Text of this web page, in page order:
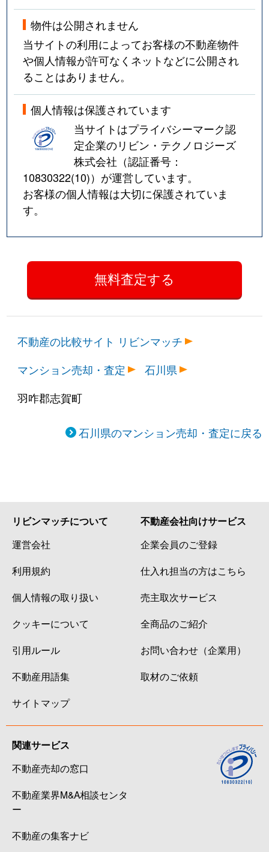
物件は公開されません
当サイトの利用によってお客様の不動産物件
や個人情報が許可なくネットなどに公開され
ることはありません。
個人情報は保護されています
当サイトはプライバシーマーク認
定企業のリビン・テクノロジーズ
株式会社（認証番号：
10830322(10)）が運営しています。
お客様の個人情報は大切に保護されていま
す。
不動産の比較サイト リビンマッチ
マンション売却・査定
石川県
羽咋郡志賀町
石川県のマンション売却・査定に戻る
リビンマッチについて
運営会社
利用規約
個人情報の取り扱い
クッキーについて
引用ルール
不動産用語集
サイトマップ
不動産会社向けサービス
企業会員のご登録
仕入れ担当の方はこちら
売主取次サービス
全商品のご紹介
お問い合わせ（企業用）
取材のご依頼
関連サービス
不動産売却の窓口
不動産業界M&A相談センタ
ー
不動産の集客ナビ